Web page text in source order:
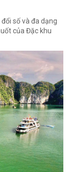
số và đa dạng
của Đặc khu